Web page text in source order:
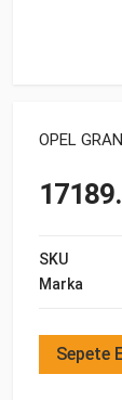
OPEL
SKU
Marka
Sepete